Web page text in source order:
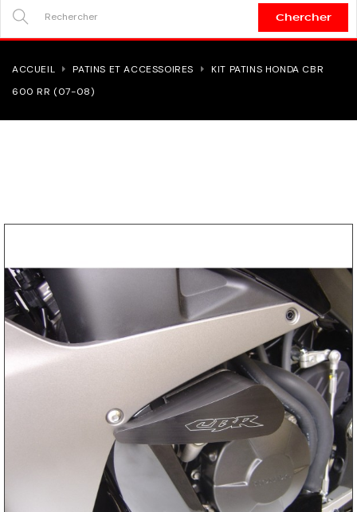
Chercher
ACCUEIL PATINS ET ACCESSOIRES
KIT PATINS HONDA CBR
600 RR (07-08)